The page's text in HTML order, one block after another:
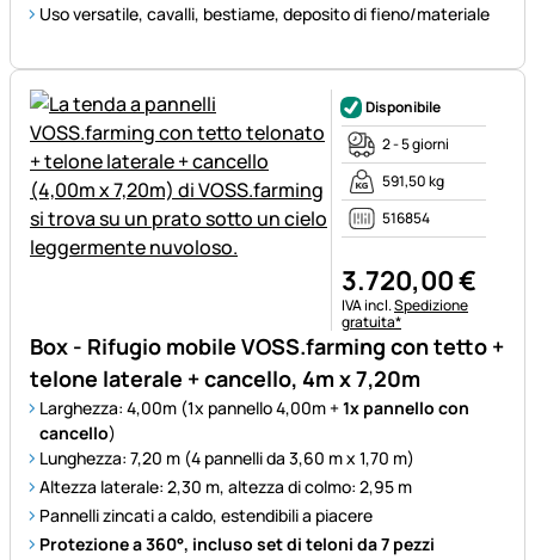
Uso versatile, cavalli, bestiame, deposito di fieno/materiale
Box - Rifugio mobile VOSS.farming con tetto +
telone laterale + cancello, 4m x 7,20m
Larghezza: 4,00m (1x pannello 4,00m +1x pannello con
cancello)
Lunghezza: 7,20 m (4 pannelli da 3,60 m x 1,70 m)
Altezza laterale: 2,30 m, altezza di colmo: 2,95 m
Pannelli zincati a caldo, estendibili a piacere
Protezione a 360°, incluso set di teloni da 7 pezzi
Disponibile
2 - 5 giorni
591,50 kg
516854
3.720,00€
Informazioni fiscali:
IVA incl.Spedizione
gratuita*